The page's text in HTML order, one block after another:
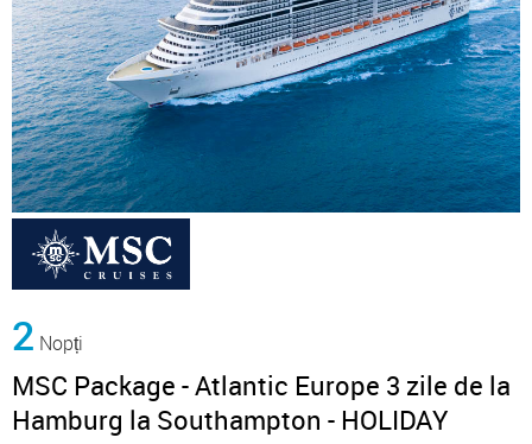
2 Nopți
MSC Package - Atlantic Europe 3 zile de la
Hamburg la Southampton - HOLIDAY